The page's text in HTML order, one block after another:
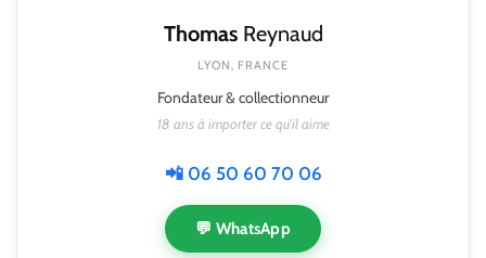
ThomasReynaud
LYON, FRANCE
Fondateur & collectionneur
18 ans à importer ce qu'il aime
📲 06 50 60 70 06
💬 WhatsApp